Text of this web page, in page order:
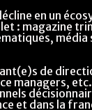
en un
: magazine
média
de
managers, etc.
et dans la